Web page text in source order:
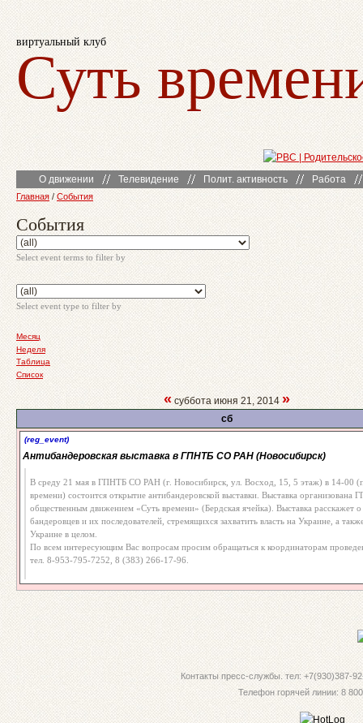
виртуальный клуб
Суть
О движении Телевидение Полит. активность Работа
Главная / События
События
Select event terms to filter by
Select event type to filter by
Месяц
Неделя
Таблица
Список
«суббота июня 21, 2014 »
сб
(reg_event)
Антибандеровская выставка в ГПНТБ СО РАН (Новосибирск)
В среду 21 мая в ГПНТБ СО РАН (г. Новосибирск, ул. Восход, 15, 5 этаж) в 14-00
времени) состоится открытие антибандеровской выставки. Выставка
общественным движением «Суть времени» (Бердская ячейка). Выставка расскажет о
бандеровцев и их последователей, стремящихся захватить власть на Украине, а
Украине в целом.
По всем интересующим Вас вопросам просим обращаться к координаторам
тел. 8-953-795-7252, 8 (383) 266-17-96.
Контакты пресс-службы. тел: +7(930)387-
Телефон горячей линии: 8